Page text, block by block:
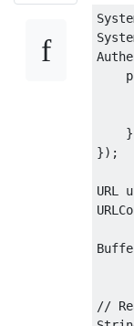
}
});
URL
//